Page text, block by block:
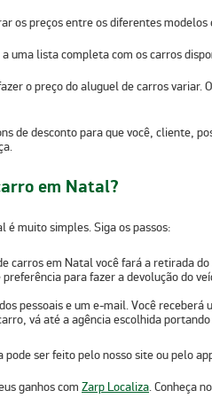
os preços entre os diferentes
uma lista completa com os carros
o preço do aluguel de carros
de desconto para que você, cliente,
em Natal?
é muito simples. Siga os passos:
carros em Natal você fará a retirada
para fazer adevolução do
pessoais e um e-mail. Você receberá
vá até a agência escolhida
pode ser feito pelo nosso site ou pelo
ganhos com Zarp Localiza. Conheça